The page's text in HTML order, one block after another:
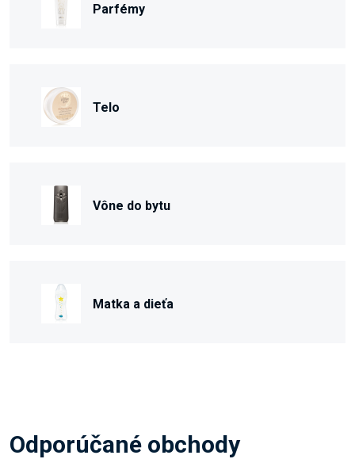
Parfémy
Telo
Vône do bytu
Matka a dieťa
Odporúčané obchody